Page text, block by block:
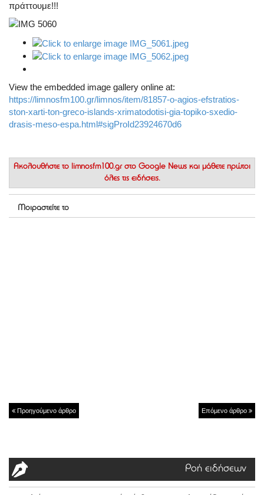
πράττουμε!!!
View the embedded image gallery online at:
https://limnosfm100.gr/limnos/item/81857-o-agios-efstratios-
ston-xarti-ton-greco-islands-xrimatodotisi-gia-topiko-sxedio-
drasis-meso-espa.html#sigProId23924670d6
Ακολουθήστε το limnosfm100.gr στο Google News και μάθετε πρώτοι
όλες τις ειδήσεις.
Μοιραστείτε το
Προηγούμενο άρθρο Επόμενο άρθρο
Ροή ειδήσεων